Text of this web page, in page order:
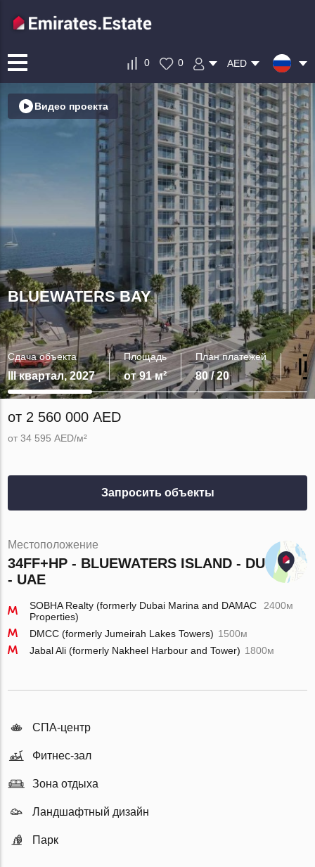
0 0 AED
Видео проекта
BLUEWATERS BAY
Сдача объекта
III квартал, 2027
Площадь
от 91 м²
План платежей
80 / 20
от 2 560 000 AED
от 34 595 AED/м²
Запросить объекты
Местоположение
34FF+HP - BLUEWATERS ISLAND - DUBAI
- UAE
SOBHA Realty (formerly Dubai Marina and DAMAC
Properties)
2400м
DMCC (formerly Jumeirah Lakes Towers) 1500м
Jabal Ali (formerly Nakheel Harbour and Tower) 1800м
СПА-центр
Фитнес-зал
Зона отдыха
Ландшафтный дизайн
Парк